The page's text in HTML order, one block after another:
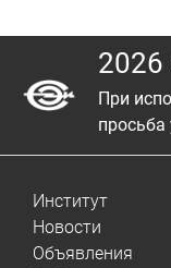
При
просьба
Институт
Новости
Объявления